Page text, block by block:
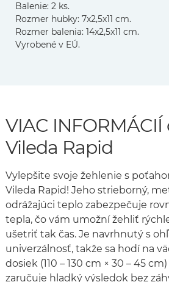
Balenie: 2 ks.
Rozmer hubky: 7x2,5x11 cm.
Rozmer balenia: 14x2,5x11 cm.
Vyrobené v EÚ.
VIAC
Vileda Rapid
Vylepšite svoje žehlenie s
Vileda Rapid! Jeho strieborný,
odrážajúci teplo zabezpečuje
tepla, čo vám umožní žehliť
ušetriť tak čas. Je navrhnutý s
univerzálnosť, takže sa hodí na
dosiek (110 – 130 cm × 30 – 45
zaručuje hladký výsledok bez